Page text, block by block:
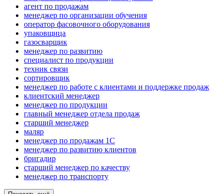
агент по продажам
менеджер по организации обучения
оператор фасовочного оборудования
упаковщица
газосварщик
менеджер по развитию
специалист по продукции
техник связи
сортировщик
менеджер по работе с клиентами и поддержке продаж
клиентский менеджер
менеджер по продукции
главный менеджер отдела продаж
старший менеджер
маляр
менеджер по продажам 1С
менеджер по развитию клиентов
бригадир
старший менеджер по качеству
менеджер по транспорту